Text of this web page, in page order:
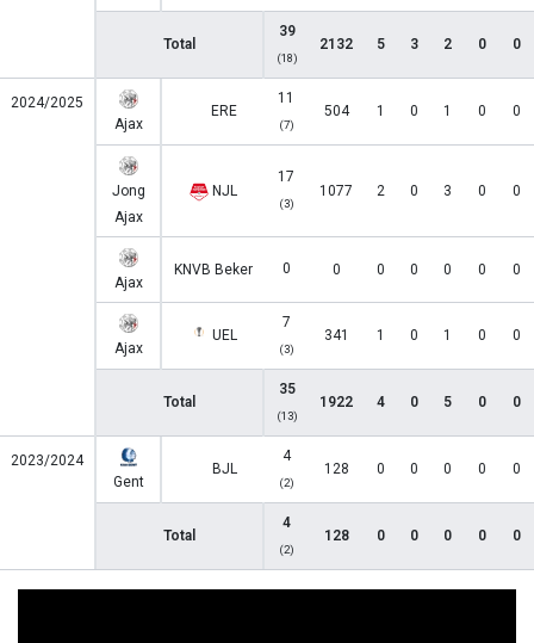
Total
39
(18)
2132 5 3 2 0 0
2024/2025
Ajax
ERE
11
(7)
504 1 0 1 0 0
Jong
Ajax
NJL
17
(3)
1077 2 0 3 0 0
Ajax
KNVB Beker 0 0 0 0 0 0 0
Ajax
UEL
7
(3)
341 1 0 1 0 0
Total
35
(13)
1922 4 0 5 0 0
2023/2024
Gent
BJL
4
(2)
128 0 0 0 0 0
Total
4
(2)
128 0 0 0 0 0